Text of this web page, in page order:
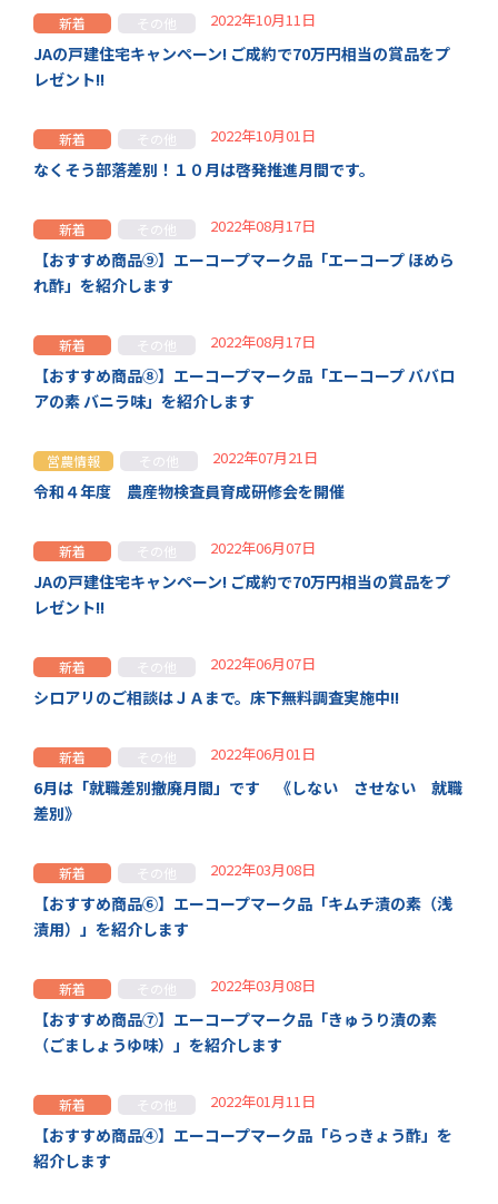
新着 その他 2022年10月11日
JAの戸建住宅キャンペーン! ご成約で70万円相当の賞品をプ
レゼント!!
新着 その他 2022年10月01日
なくそう部落差別！１０月は啓発推進月間です。
新着 その他 2022年08月17日
【おすすめ商品⑨】エーコープマーク品「エーコープ ほめら
れ酢」を紹介します
新着 その他 2022年08月17日
【おすすめ商品⑧】エーコープマーク品「エーコープ ババロ
アの素 バニラ味」を紹介します
営農情報 その他 2022年07月21日
令和４年度 農産物検査員育成研修会を開催
新着 その他 2022年06月07日
JAの戸建住宅キャンペーン! ご成約で70万円相当の賞品をプ
レゼント!!
新着 その他 2022年06月07日
シロアリのご相談はＪＡまで。床下無料調査実施中!!
新着 その他 2022年06月01日
6月は「就職差別撤廃月間」です 《しない させない 就職
差別》
新着 その他 2022年03月08日
【おすすめ商品⑥】エーコープマーク品「キムチ漬の素（浅
漬用）」を紹介します
新着 その他 2022年03月08日
【おすすめ商品⑦】エーコープマーク品「きゅうり漬の素
（ごましょうゆ味）」を紹介します
新着 その他 2022年01月11日
【おすすめ商品④】エーコープマーク品「らっきょう酢」を
紹介します